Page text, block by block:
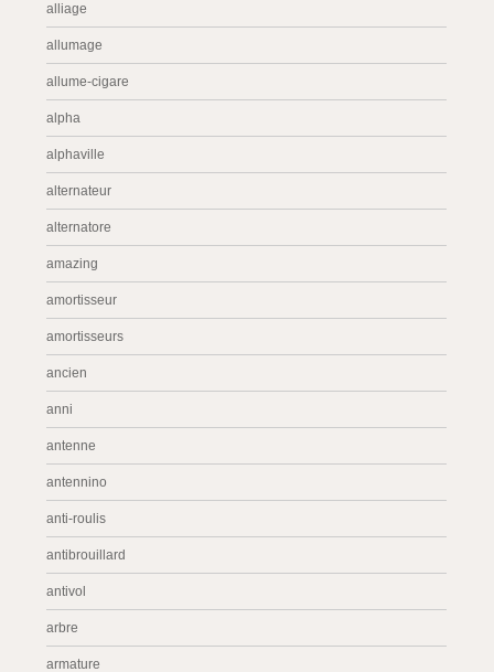
alliage
allumage
allume-cigare
alpha
alphaville
alternateur
alternatore
amazing
amortisseur
amortisseurs
ancien
anni
antenne
antennino
anti-roulis
antibrouillard
antivol
arbre
armature